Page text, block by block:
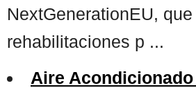
NextGenerationEU,
rehabilitaciones p ...
Aire